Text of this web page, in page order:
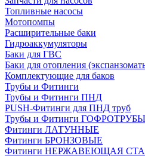
Топливные насосы
Мотопомпы
Расширительные баки
Гидроаккумуляторы
Баки для ГВС
Баки для отопления
Комплектующие для баков
Трубы и Фитинги
Трубы и Фитинги ПНД
PUSH-Фитинги для ПНД труб
Трубы и Фитинги
Фитинги ЛАТУННЫЕ
Фитинги БРОНЗОВЫЕ
Фитинги НЕРЖАВЕЮЩАЯ